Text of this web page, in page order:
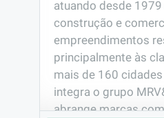
atuando desde
construção e
empreendimentos
principalmente às
mais de 160
integra o grupo
abrange marcas